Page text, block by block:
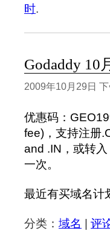
时.
Godaddy 10
2009年10月29日
优惠码：
fee)，支持注册
and .IN，或转
一次。
最近有买域名计
分类： 域名 评